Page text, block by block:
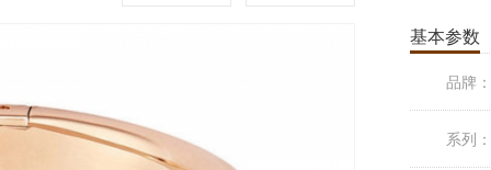
基本参数
品牌：
系列：